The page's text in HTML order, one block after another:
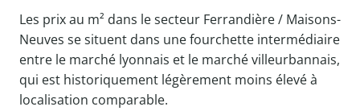
Les prix au m² dans le secteur Ferrandière / Maisons-
Neuves se situent dans une fourchette intermédiaire
entre le marché lyonnais et le marché villeurbannais,
qui est historiquement légèrement moins élevé à
localisation comparable.